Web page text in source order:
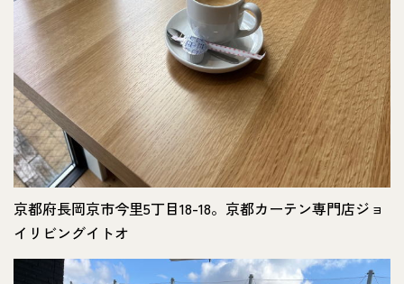
京都府長岡京市今里5丁目18-18。京都カーテン専門店ジョ
イリビングイトオ